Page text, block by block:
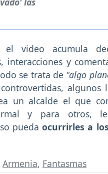
el video acumula
interacciones y
se trata de "algo
algunos
un alcalde el que
y para otros,
puedaocurrirles a
Armenia, Fantasmas